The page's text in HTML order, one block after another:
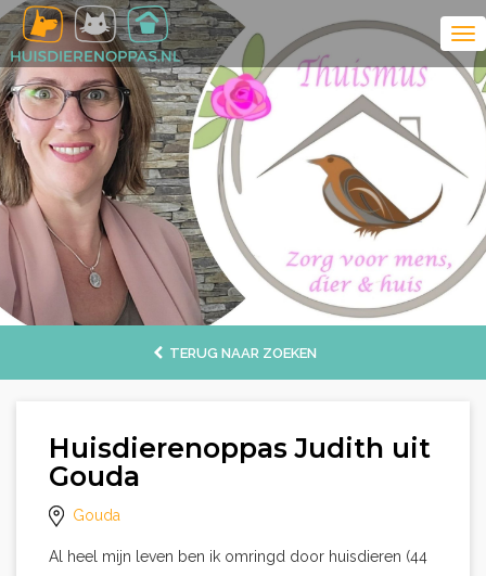
TERUG NAAR ZOEKEN
Huisdierenoppas Judith uit
Gouda
Gouda
Al heel mijn leven ben ik omringd door huisdieren (44